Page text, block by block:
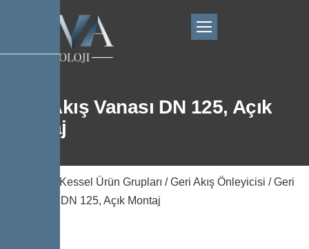
Geri Akış Vanası DN 125, Açık
Montaj
Kessel Ürün Grupları /Geri Akış Önleyicisi / Geri
Akış Vanası DN 125, Açık Montaj